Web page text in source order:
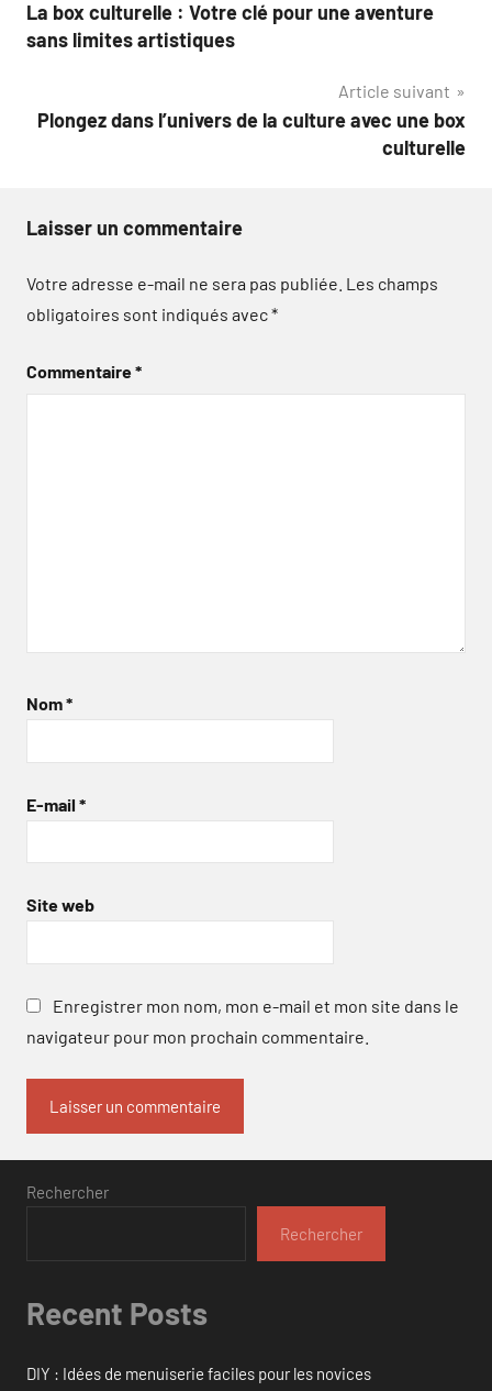
de
La box culturelle : Votre clé pour une aventure
sans limites artistiques
Article suivant
Plongez dans l’univers de la culture avec une box
culturelle
Laisser un commentaire
Votre adresse e-mail ne sera pas publiée. Les champs
obligatoires sont indiqués avec*
Commentaire*
Nom*
E-mail *
Site web
Enregistrer mon nom, mon e-mail et mon site dans le
navigateur pour mon prochain commentaire.
Rechercher
Rechercher
Recent Posts
DIY : Idées de menuiserie faciles pour les novices